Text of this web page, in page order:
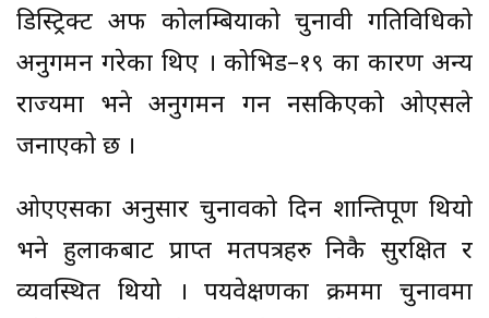
डिस्ट्रिक्ट अफ कोलम्बियाको चुनावी गतिविधिको
अनुगमन गरेका थिए । कोभिड–१९ का कारण अन्य
राज्यमा भने अनुगमन गर्न नसकिएको ओएसले
जनाएको छ ।
ओएएसका अनुसार चुनावको दिन शान्तिपूर्ण थियो
भने हुलाकबाट प्राप्त मतपत्रहरु निकै सुरक्षित र
व्यवस्थित थियो । पर्यवेक्षणका क्रममा चुनावमा